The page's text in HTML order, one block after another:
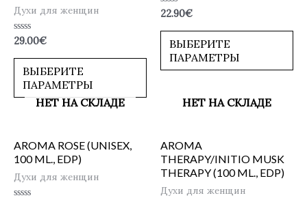
Духи для женщин
Оценка
из
29.00€
ВЫБЕРИТЕ
ПАРАМЕТРЫ
Оценка
из
22.90€
ВЫБЕРИТЕ
ПАРАМЕТРЫ
НЕТ НА СКЛАДЕ
AROMA ROSE (UNISEX,
100 ML., EDP)
Духи для женщин
НЕТ НА СКЛАДЕ
AROMA
THERAPY/INITIO MUSK
THERAPY (100 ML., EDP)
Духи для женщин